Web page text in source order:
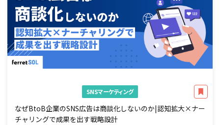
SNSマーケティング
なぜBtoB企業のSNS広告は商談化しないのか|認知拡大×ナー
チャリングで成果を出す戦略設計